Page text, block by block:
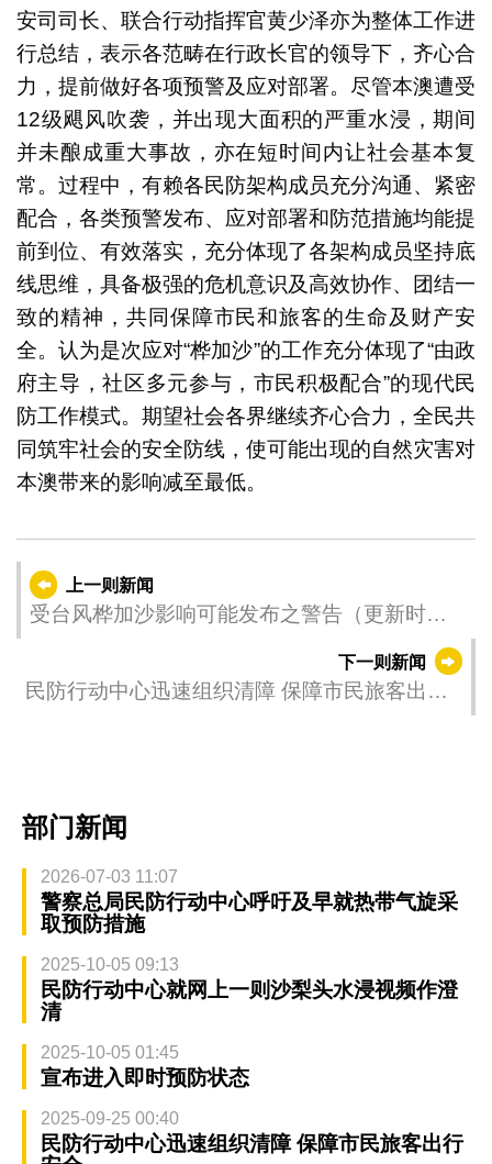
安司司长、联合行动指挥官黄少泽亦为整体工作进
行总结，表示各范畴在行政长官的领导下，齐心合
力，提前做好各项预警及应对部署。尽管本澳遭受
12级飓风吹袭，并出现大面积的严重水浸，期间
并未酿成重大事故，亦在短时间内让社会基本复
常。过程中，有赖各民防架构成员充分沟通、紧密
配合，各类预警发布、应对部署和防范措施均能提
前到位、有效落实，充分体现了各架构成员坚持底
线思维，具备极强的危机意识及高效协作、团结一
致的精神，共同保障市民和旅客的生命及财产安
全。认为是次应对“桦加沙”的工作充分体现了“由政
府主导，社区多元参与，市民积极配合”的现代民
防工作模式。期望社会各界继续齐心合力，全民共
同筑牢社会的安全防线，使可能出现的自然灾害对
本澳带来的影响减至最低。
上一则新闻
受台风桦加沙影响可能发布之警告（更新时
下一则新闻
民防行动中心迅速组织清障 保障市民旅客出行
部门新闻
2026-07-03 11:07
警察总局民防行动中心呼吁及早就热带气旋采
取预防措施
2025-10-05 09:13
民防行动中心就网上一则沙梨头水浸视频作澄
清
2025-10-05 01:45
宣布进入即时预防状态
2025-09-25 00:40
民防行动中心迅速组织清障 保障市民旅客出行